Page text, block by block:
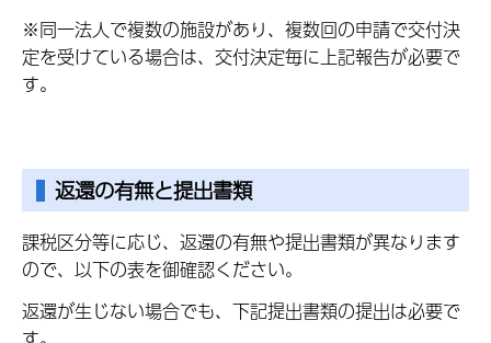
※同一法人で複数の施設があり、複数回の申請で交付決
定を受けている場合は、交付決定毎に上記報告が必要で
す。
返還の有無と提出書類
課税区分等に応じ、返還の有無や提出書類が異なります
ので、以下の表を御確認ください。
返還が生じない場合でも、下記提出書類の提出は必要で